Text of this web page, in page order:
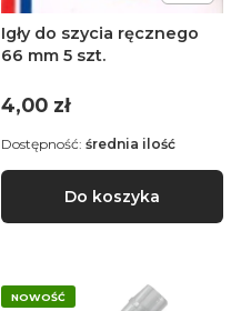
Igły do szycia ręcznego
66 mm 5 szt.
Cena
4,00 zł
Do koszyka
Dostępność: średnia ilość
NOWOŚĆ